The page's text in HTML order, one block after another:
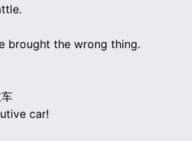
brought the wrong thing.
car!